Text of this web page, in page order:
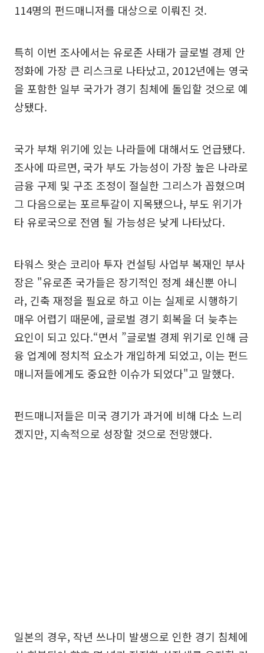
114명의 펀드매니저를 대상으로 이뤄진 것.
특히 이번 조사에서는 유로존 사태가 글로벌 경제 안
정화에 가장 큰 리스크로 나타났고, 2012년에는 영국
을 포함한 일부 국가가 경기 침체에 돌입할 것으로 예
상됐다.
국가 부채 위기에 있는 나라들에 대해서도 언급됐다.
조사에 따르면, 국가 부도 가능성이 가장 높은 나라로
금융 구제 및 구조 조정이 절실한 그리스가 꼽혔으며
그 다음으로는 포르투갈이 지목됐으나, 부도 위기가
타 유로국으로 전염 될 가능성은 낮게 나타났다.
타워스 왓슨 코리아 투자 컨설팅 사업부 복재인 부사
장은 "유로존 국가들은 장기적인 정계 쇄신뿐 아니
라, 긴축 재정을 필요로 하고 이는 실제로 시행하기
매우 어렵기 때문에, 글로벌 경기 회복을 더 늦추는
요인이 되고 있다.“면서 ”글로벌 경제 위기로 인해 금
융 업계에 정치적 요소가 개입하게 되었고, 이는 펀드
매니저들에게도 중요한 이슈가 되었다"고 말했다.
펀드매니저들은 미국 경기가 과거에 비해 다소 느리
겠지만, 지속적으로 성장할 것으로 전망했다.
일본의 경우, 작년 쓰나미 발생으로 인한 경기 침체에